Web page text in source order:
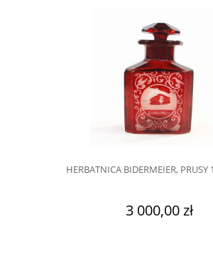
HERBATNICA BIDERMEIER, PRUSY
3 000,00 zł